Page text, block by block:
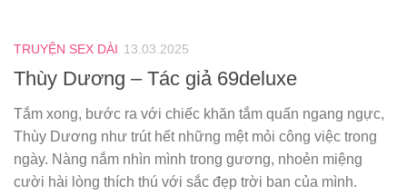
TRUYỆN SEX DÀI 13.03.2025
Thùy Dương – Tác giả 69deluxe
Tắm xong, bước ra với chiếc khăn tắm quấn ngang ngực,
Thùy Dương như trút hết những mệt mỏi công việc trong
ngày. Nàng nắm nhìn mình trong gương, nhoẻn miệng
cười hài lòng thích thú với sắc đẹp trời ban của mình.